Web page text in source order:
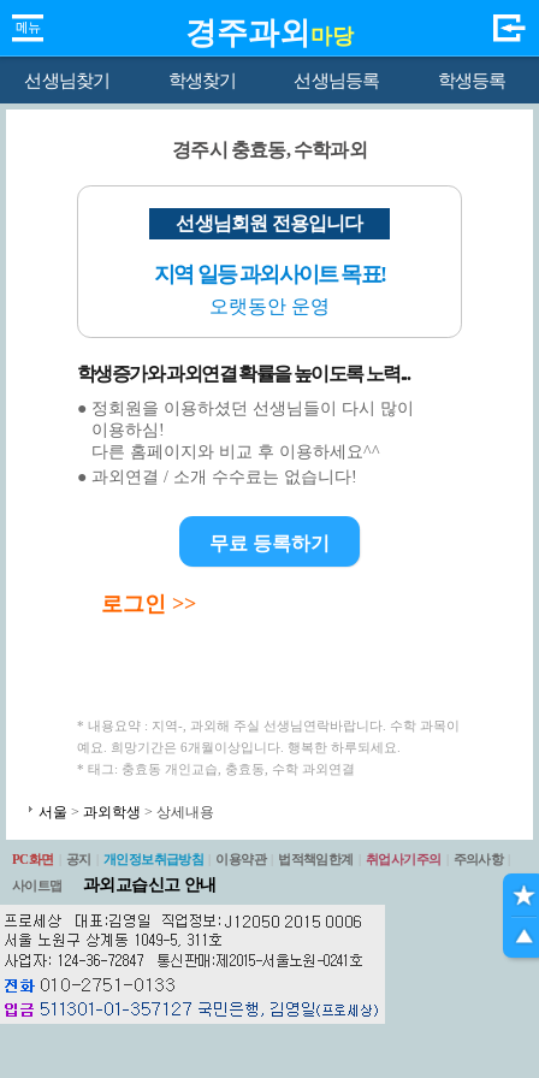
경주과외 마당
선생님찾기 학생찾기 선생님등록 학생등록
경주시 충효동, 수학과외
선생님회원 전용입니다
지역 일등 과외사이트 목표!
오랫동안 운영
학생증가와 과외연결 확률을 높이도록 노력...
● 정회원을 이용하셨던 선생님들이 다시 많이
이용하심!
다른 홈페이지와 비교 후 이용하세요^^
● 과외연결 / 소개 수수료는 없습니다!
무료 등록하기
로그인 >>
* 내용요약 : 지역-, 과외해 주실 선생님연락바랍니다. 수학 과목이
예요. 희망기간은 6개월이상입니다. 행복한 하루되세요.
* 태그: 충효동 개인교습, 충효동, 수학 과외연결
서울 > 과외학생 > 상세내용
PC화면 공지 개인정보취급방침 이용약관 법적책임한계 취업사기주의 주의사항
사이트맵
과외교습신고 안내